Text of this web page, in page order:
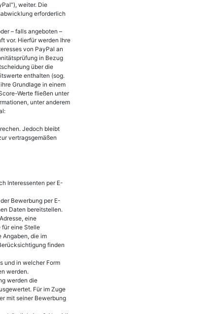
weiter. Die
erforderlich
– falls angeboten –
vor. Hierfür werden Ihre
von PayPal an
in Bezug
über die
enthalten (sog.
Grundlage in einem
Werte fließen unter
unter anderem
Jedoch bleibt
vertragsgemäßen
Interessenten per E-
Bewerbung per E-
Daten bereitstellen.
eine
eine Stelle
Angaben, die im
finden
und in welcher Form
werden.
werden die
Für im Zuge
mit seiner Bewerbung